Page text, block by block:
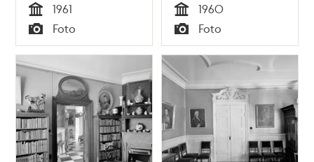
Tid
1961
Typ
Foto Tid
1960
Typ
Foto